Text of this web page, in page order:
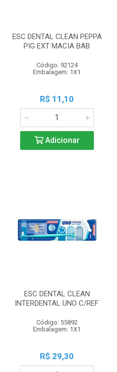
ESC DENTAL CLEAN PEPPA
PIG EXT MACIA BAB
Código: 92124
Embalagem: 1X1
R$ 11,10
Adicionar
ESC DENTAL CLEAN
INTERDENTAL UNO C/REF
Código: 55892
Embalagem: 1X1
R$ 29,30